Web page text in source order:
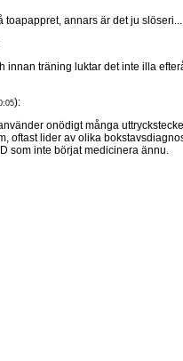
toapappret, annars är det ju slöseri...
innan träning luktar det inte illa
):
onödigt många
oftast lider av olika
som inte börjat medicinera ännu.